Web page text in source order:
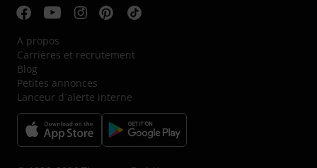
A propos
Carrières et recrutement
Blog
Petites annonces
Lanceur d´alerte interne